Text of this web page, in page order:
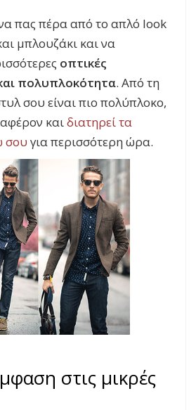
πας πέρα από το απλό look
μπλουζάκι και να
οπτικές
πολυπλοκότητα. Από τη
σου είναι πιο πολύπλοκο,
καιδιατηρεί τα
σου για περισσότερη ώρα.
στις μικρές